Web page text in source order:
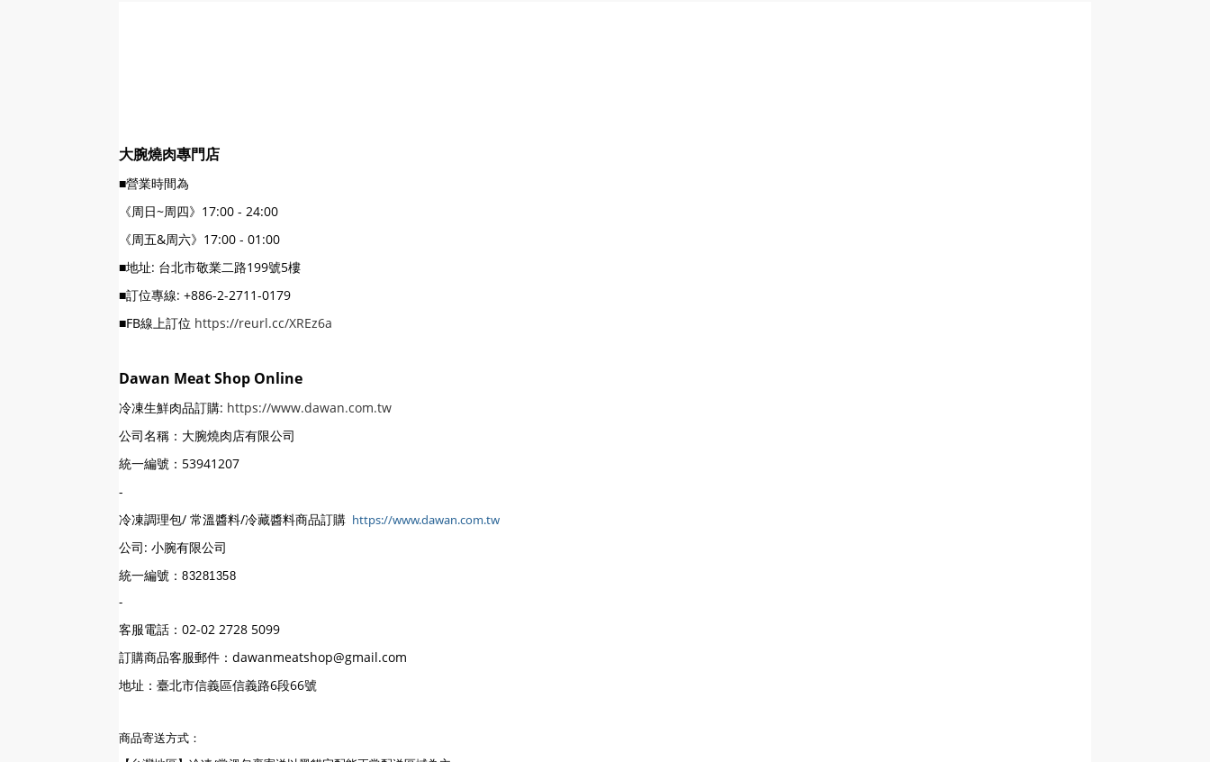
大腕燒肉專門店
■營業時間為
《周日~周四》17:00 - 24:00
《周五&周六》17:00 - 01:00
■地址: 台北市敬業二路199號5樓
■訂位專線: +886-2-2711-0179
■FB線上訂位 https://reurl.cc/XREz6a
Dawan Meat Shop Online
冷凍生鮮肉品訂購: https://www.dawan.com.tw
公司名稱：大腕燒肉店有限公司
統一編號：53941207
-
冷凍調理包/ 常溫醬料/冷藏醬料商品訂購 https://www.dawan.com.tw
公司: 小腕有限公司
統一編號： 83281358
-
客服電話：02-02 2728 5099
訂購商品客服郵件：dawanmeatshop@gmail.com
地址：臺北市信義區信義路6段66號
商品寄送方式：